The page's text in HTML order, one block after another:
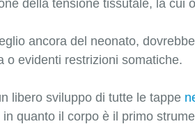
della tensione tissutale, la cui
ancora del neonato,
o evidenti restrizioni somatiche.
libero sviluppo di tutte le tappe
quanto il corpo è il primo